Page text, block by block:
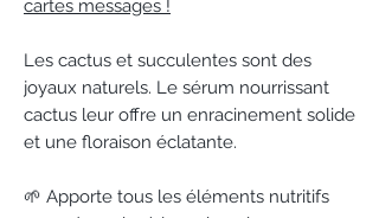
cartes messages !
Les cactus et succulentes sont des
joyaux naturels. Le sérum nourrissant
cactus leur offre un enracinement solide
et une floraison éclatante.
🌱 Apporte tous les éléments nutritifs